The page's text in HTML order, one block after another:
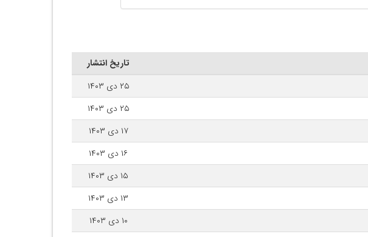
تاریخ انتشار
۲۵ دی ۱۴۰۳
۲۵ دی ۱۴۰۳
۱۷ دی ۱۴۰۳
۱۶ دی ۱۴۰۳
۱۵ دی ۱۴۰۳
۱۳ دی ۱۴۰۳
۱۰ دی ۱۴۰۳